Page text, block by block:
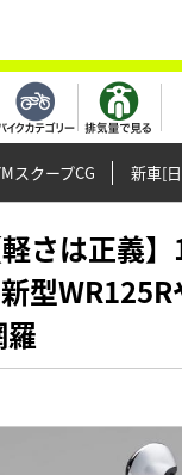
スクープCG 新車[
さは正義
型